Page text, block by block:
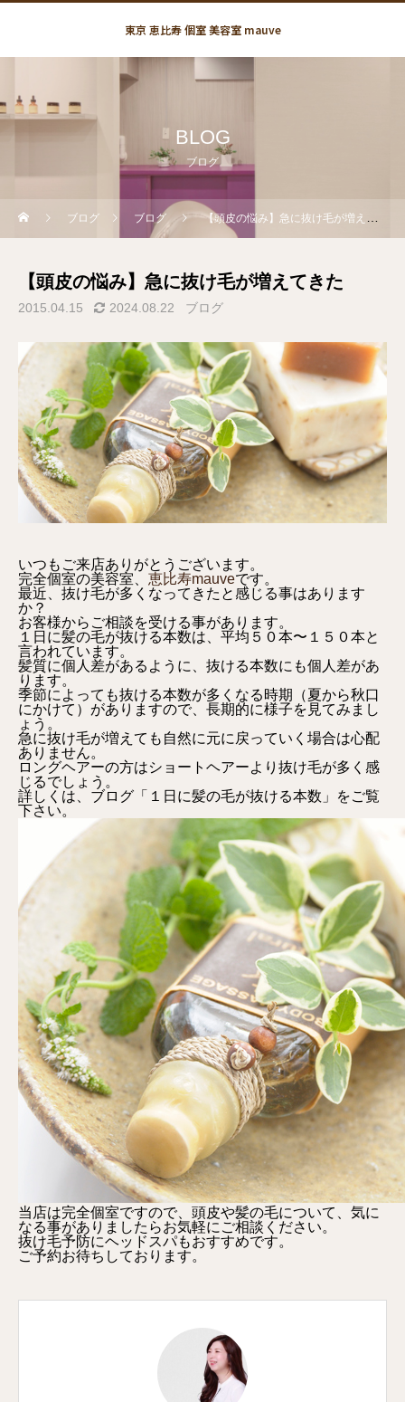
東京 恵比寿 個室 美容室 mauve
BLOG
ブログ
ブログ ブログ 【頭皮の悩み】急に抜け毛が増えてきた
【頭皮の悩み】急に抜け毛が増えてきた
2015.04.15 2024.08.22 ブログ
いつもご来店ありがとうございます。
完全個室の美容室、 恵比寿mauveです。
最近、抜け毛が多くなってきたと感じる事はあります
か？
お客様からご相談を受ける事があります。
１日に髪の毛が抜ける本数は、平均５０本〜１５０本と
言われています。
髪質に個人差があるように、抜ける本数にも個人差があ
ります。
季節によっても抜ける本数が多くなる時期（夏から秋口
にかけて）がありますので、長期的に様子を見てみまし
ょう。
急に抜け毛が増えても自然に元に戻っていく場合は心配
ありません。
ロングヘアーの方はショートヘアーより抜け毛が多く感
じるでしょう。
詳しくは、ブログ「１日に髪の毛が抜ける本数」をご覧
下さい。
当店は完全個室ですので、頭皮や髪の毛について、気に
なる事がありましたらお気軽にご相談ください。
抜け毛予防にヘッドスパもおすすめです。
ご予約お待ちしております。